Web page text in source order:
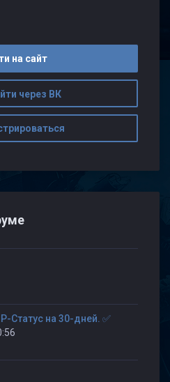
на сайт
через ВК
Статус на 30-дней. ✅